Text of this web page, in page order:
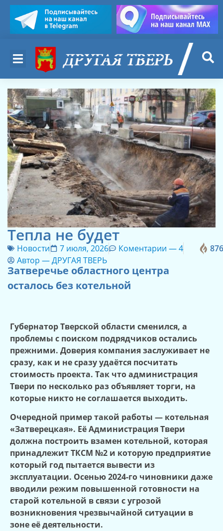
Тепла не будет
Новости 7 июля, 2026 Коментарии —4
Автор —ДРУГАЯ ТВЕРЬ
Затверечье областного центра
осталось без котельной
Губернатор Тверской области сменился, а
проблемы с поиском подрядчиков остались
прежними. Доверия компания заслуживает не
сразу, как и не сразу удаётся посчитать
стоимость проекта. Так что администрация
Твери по несколько раз объявляет торги, на
которые никто не соглашается выходить.
Очередной пример такой работы — котельная
«Затверецкая». ЕёАдминистрация Твери
должна построить взамен котельной, которая
принадлежит ТКСМ №2 и которую предприятие
который год пытается вывести из
эксплуатации. Осенью 2024-го чиновники даже
вводили режим повышенной готовности на
старой котельной в связи с угрозой
возникновения чрезвычайной ситуации в
зоне её деятельности.